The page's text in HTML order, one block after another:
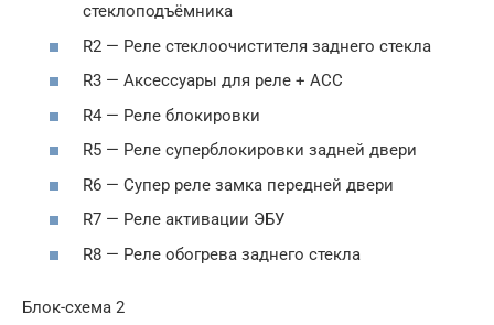
стеклоподъёмника
R2 — Реле стеклоочистителя заднего стекла
R3 — Аксессуары для реле + ACC
R4 — Реле блокировки
R5 — Реле суперблокировки задней двери
R6 — Супер реле замка передней двери
R7 — Реле активации ЭБУ
R8 — Реле обогрева заднего стекла
Блок-схема 2